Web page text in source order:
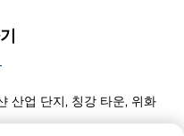
산업 단지, 칭강 타운, 위화